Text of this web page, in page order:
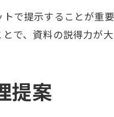
で提示することが重
で、資料の説得力が大
提案